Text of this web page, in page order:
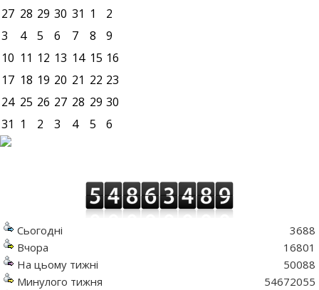
27 28 29 30 31 1
2
3
4 5 6 7 8
9
10 11 12 13 14 15 16
17 18 19 20 21 22 23
24 25 26 27 28 29 30
31 1 2 3 4 5 6
Сьогодні
Вчора
На цьому тижні
Минулого тижня
3688
16801
50088
54672055